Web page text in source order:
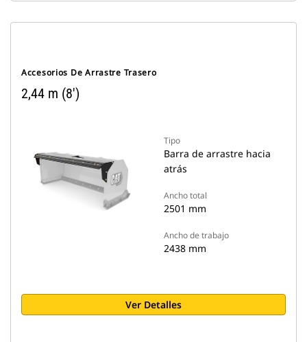
Accesorios De Arrastre Trasero
2,44 m (8')
Tipo
Barra de arrastre hacia
atrás
Ancho total
2501 mm
Ancho de trabajo
2438 mm
Ver Detalles